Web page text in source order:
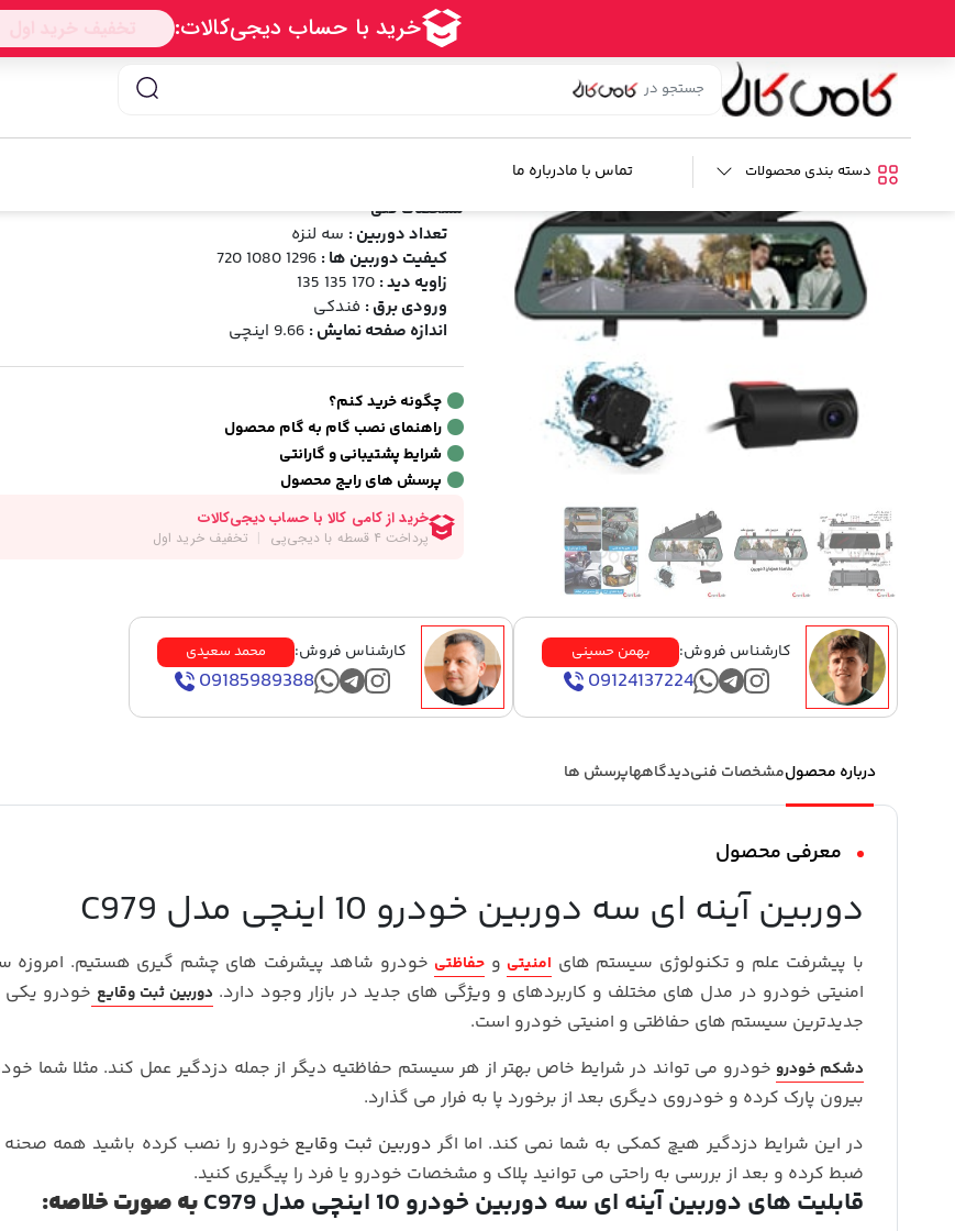
دسته بندی محصولات تماس با مادرباره ما
/ دوربین آینه ای سه دوربین خودرو 10 اینچی مدل C979
دوربین آینه ای سه دوربین خودرو 10 اینچی مدل C979
مشخصات فنی
تعداد دوربین : سه لنزه
کیفیت دوربین ها : 1296 1080 720
زاویه دید : 170 135 135
ورودی برق : فندکی
اندازه صفحه نمایش : 9.66 اینچی
چگونه خرید کنم؟
راهنمای نصب گام به گام محصول
شرایط پشتیبانی و گارانتی
پرسش های رایج محصول
کارشناس فروش: بهمن حسینی
09124137224
کارشناس فروش: محمد سعیدی
09185989388
درباره محصولمشخصات فنیدیدگاههاپرسش ها
معرفی محصول
دوربین آینه ای سه دوربین خودرو 10 اینچی مدل C979
با پیشرفت علم و تکنولوژی سیستم های امنیتی و حفاظتی خودرو شاهد پیشرفت های چشم گیری هستیم. امروزه
امنیتی خودرو در مدل های مختلف و کاربردهای و ویژگی های جدید در بازار وجود دارد. دوربین ثبت وقایع خودرو یکی
جدیدترین سیستم های حفاظتی و امنیتی خودرو است.
دشکم خودرو خودرو می تواند در شرایط خاص بهتر از هر سیستم حفاظتیه دیگر از جمله دزدگیر عمل کند. مثلا شما
بیرون پارک کرده و خودروی دیگری بعد از برخورد پا به فرار می گذارد.
در این شرایط دزدگیر هیچ کمکی به شما نمی کند. اما اگر دوربین ثبت وقایع خودرو را نصب کرده باشید همه صحنه
ضبط کرده و بعد از بررسی به راحتی می توانید پلاک و مشخصات خودرو یا فرد را پیگیری کنید.
قابلیت های دوربین آینه ای سه دوربین خودرو 10 اینچی مدل C979 به صورت خلاصه: